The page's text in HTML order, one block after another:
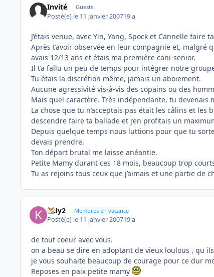
Invité Guests
Posté(e) le 11 janvier 200719 a
J’étais venue, avec Yin, Yang, Spock et Cannelle faire
Après t’avoir observée en leur compagnie et, malgré
avais 12/13 ans et étais ma première cani-senior.
Il t‘a fallu un peu de temps pour intégrer notre
Tu étais la discrétion même, jamais un aboiement.
Aucune agressivité vis-à-vis des copains ou des
Mais quel caractère. Très indépendante, tu
La chose que tu n’acceptais pas était les câlins et
descendre faire ta ballade et j’en profitais un
Depuis quelque temps nous luttions pour que tu
devais prendre.
Ton départ brutal me laisse anéantie.
Petite Mamy durant ces 18 mois, beaucoup trop
Tu as rejoins tous ceux que j’aimais et une partie de
kaly2 Membres en vacance
Posté(e) le 11 janvier 200719 a
de tout coeur avec vous.
on a beau se dire en adoptant de vieux loulous , qu
je vous souhaite beaucoup de courage pour ce dur
Reposes en paix petite mamy